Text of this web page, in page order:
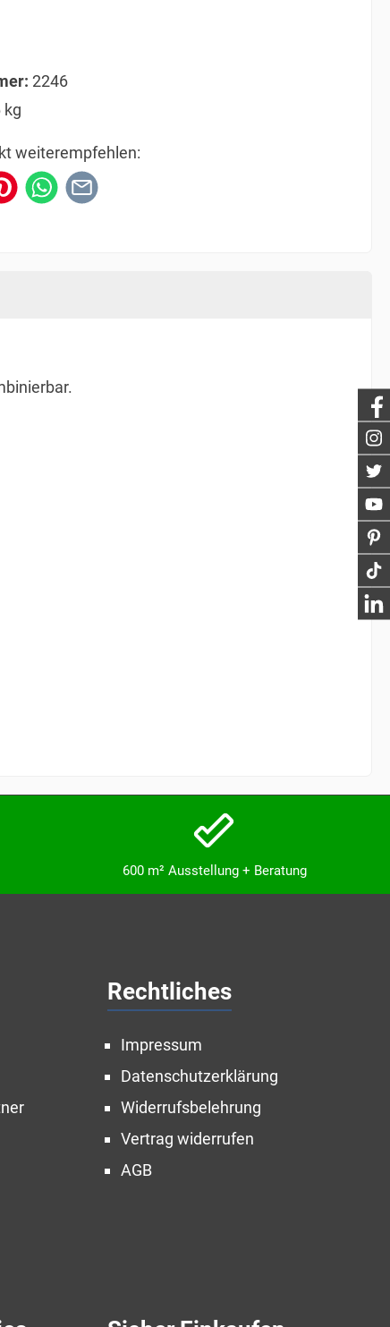
2246
kg
weiterempfehlen:
600 m² Ausstellung + Beratung
Rechtliches
Impressum
Datenschutzerklärung
Widerrufsbelehrung
Vertrag widerrufen
AGB